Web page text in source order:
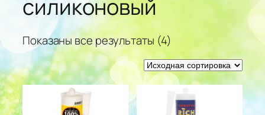
силиконовый
Показаны все результаты (4)